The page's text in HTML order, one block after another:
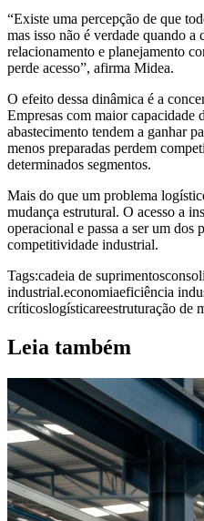
“Existe uma percepção de que
mas isso não é verdade quando a
relacionamento e planejamento
perde acesso”, afirma Midea.
O efeito dessa dinâmica é a
Empresas com maior capacidade
abastecimento tendem a ganhar
menos preparadas perdem
determinados segmentos.
Mais do que um problema
mudança estrutural. O acesso a
operacional e passa a ser um dos
competitividade industrial.
Tags:cadeia de suprimentos
industrial.economiaeficiência
críticoslogísticareestruturação de
Leia também